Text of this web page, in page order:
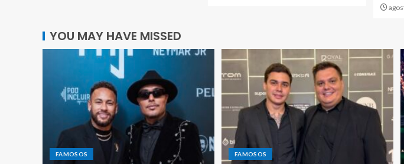
YOU MAY HAVE MISSED
FAMOSOS FAMOSOS